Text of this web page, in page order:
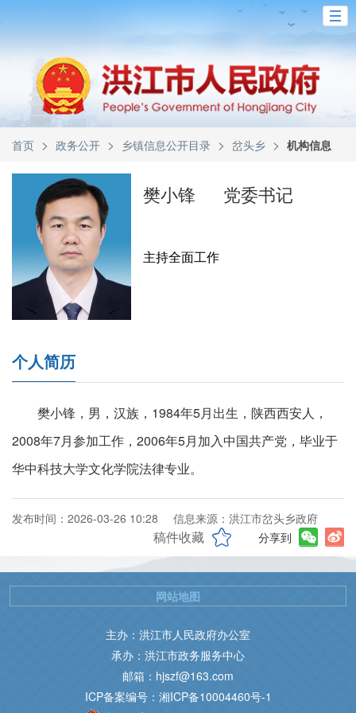
首页 > 政务公开 > 乡镇信息公开目录 > 岔头乡 > 机构信息
樊小锋 党委书记
主持全面工作
个人简历
樊小锋，男，汉族，1984年5月出生，陕西西安人，
2008年7月参加工作，2006年5月加入中国共产党，毕业于
华中科技大学文化学院法律专业。
发布时间：2026-03-26 10:28 信息来源：洪江市岔头乡政府
稿件收藏 分享到
主办：洪江市人民政府办公室
承办：洪江市政务服务中心
邮箱：hjszf@163.com
ICP备案编号：湘ICP备10004460号-1
网站地图